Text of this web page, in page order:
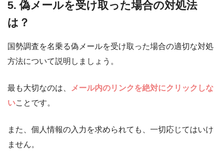
5. 偽メールを受け取った場合の対処法
は？
国勢調査を名乗る偽メールを受け取った場合の適切な対処
方法について説明しましょう。
最も大切なのは、
メール内のリンクを絶対にクリックしな
いことです。
また、個人情報の入力を求められても、一切応じてはいけ
ません。